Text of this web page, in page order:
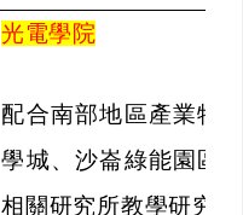
光電學院
配合南部地區產業特
學城、沙崙綠能園區
相關研究所教學研究